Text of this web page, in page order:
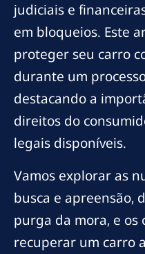
judiciais e
em bloqueios. Este
proteger seu carro
durante um
destacando a
direitos do
legais disponíveis.
Vamos explorar as
busca e apreensão,
purga da mora, e os
recuperar um carro